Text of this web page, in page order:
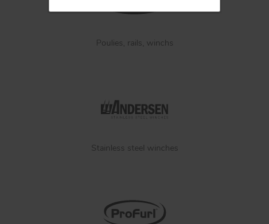
Poulies, rails, winchs
Stainless steel winches